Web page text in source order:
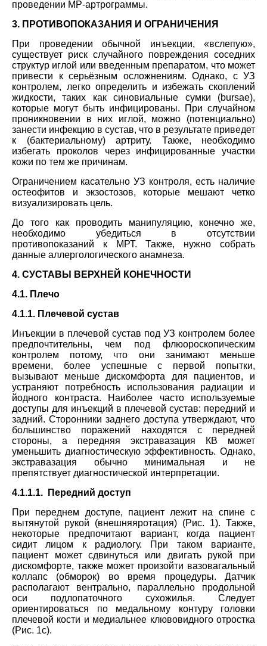
проведении МР-артрограммы.
3. ПРОТИВОПОКАЗАНИЯ И ОГРАНИЧЕНИЯ
При проведении обычной инъекции, «вслепую»,
существует риск случайного повреждения соседних
структур иглой или введенным препаратом, что может
привести к серьёзным осложнениям. Однако, с УЗ
контролем, легко определить и избежать скоплений
жидкости, таких как синовиальные сумки (bursae),
которые могут быть инфицированы. При случайном
проникновении в них иглой, можно (потенциально)
занести инфекцию в сустав, что в результате приведет
к (бактериальному) артриту. Также, необходимо
избегать проколов через инфицированные участки
кожи по тем же причинам.
Ограничением касательно УЗ контроля, есть наличие
остеофитов и экзостозов, которые мешают четко
визуализировать цель.
До того как проводить манипуляцию, конечно же,
необходимо убедиться в отсутствии
противопоказаний к МРТ. Также, нужно собрать
данные аллергологического анамнеза.
4. СУСТАВЫ ВЕРХНЕЙ КОНЕЧНОСТИ
4.1. Плечо
4.1.1. Плечевой сустав
Инъекции в плечевой сустав под УЗ контролем более
предпочтительны, чем под флюороскопическим
контролем потому, что они занимают меньше
времени, более успешные с первой попытки,
вызывают меньше дискомфорта для пациентов, и
устраняют потребность использования радиации и
йодного контраста. Наиболее часто используемые
доступы для инъекций в плечевой сустав: передний и
задний. Сторонники заднего доступа утверждают, что
большинство поражений находятся с передней
стороны, а передняя экстравазация КВ может
уменьшить диагностическую эффективность. Однако,
экстравазация обычно минимальная и не
препятствует диагностической интерпретации.
4.1.1.1. Передний доступ
При переднем доступе, пациент лежит на спине с
вытянутой рукой (внешняяротация) (Рис. 1). Также,
некоторые предпочитают вариант, когда пациент
сидит лицом к радиологу. При таком варианте,
пациент может сдвинуться или двигатьрукой при
дискомфорте, также может произойти вазовагальный
коллапс (обморок) во время процедуры. Датчик
располагают вентрально, параллельно продольной
оси подлопаточного сухожилья. Следует
ориентироваться по медальному контуру головки
плечевой кости и медиальнее клювовидного отростка
(Рис. 1с).